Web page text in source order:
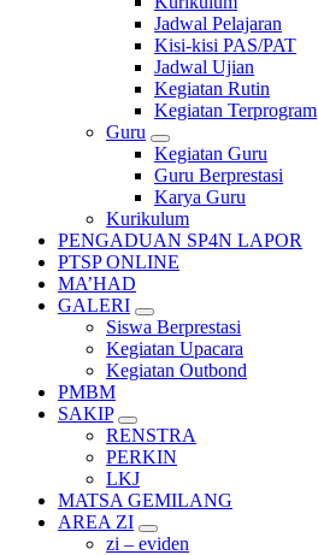
Jadwal Pelajaran
Kisi-kisi PAS/PAT
Jadwal Ujian
Kegiatan Rutin
Kegiatan Terprogram
Guru
Kegiatan Guru
Guru Berprestasi
Karya Guru
Kurikulum
PENGADUAN SP4N LAPOR
PTSP ONLINE
MA’HAD
GALERI
Siswa Berprestasi
Kegiatan Upacara
Kegiatan Outbond
PMBM
SAKIP
RENSTRA
PERKIN
LKJ
MATSA GEMILANG
AREA ZI
zi – eviden